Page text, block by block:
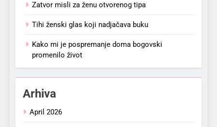
Zatvor misli za ženu otvorenog tipa
Tihi ženski glas koji nadjačava buku
Kako mi je pospremanje doma bogovski
promenilo život
Arhiva
April 2026